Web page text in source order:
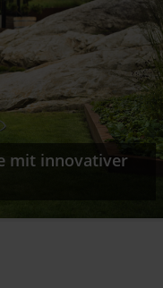
mit innovativer